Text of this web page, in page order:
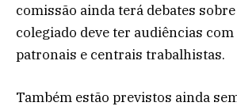
comissão ainda terá debates sobre
colegiado deve ter audiências
patronais e centrais trabalhistas.
Também estão previstos ainda